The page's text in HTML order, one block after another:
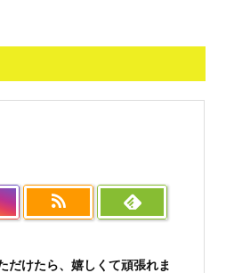
だけたら、嬉しくて頑張れま